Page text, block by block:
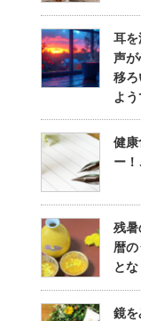
耳を
声が
移ろ
よう
健康
ー
残暑
暦
と
鏡を